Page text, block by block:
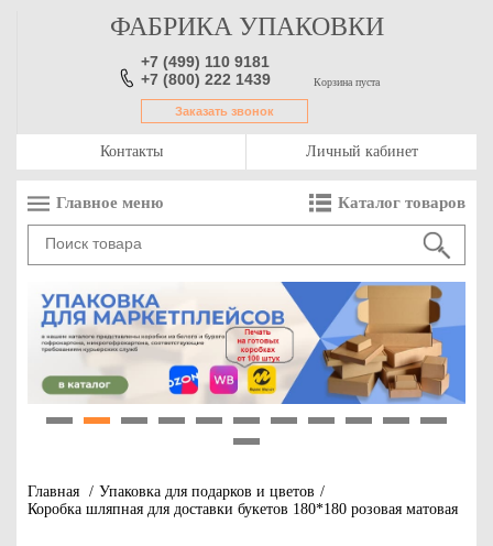
ФАБРИКА УПАКОВКИ
+7 (499) 110 9181
+7 (800) 222 1439
Заказать звонок
Корзина пуста
Контакты Личный кабинет
Главное меню Каталог товаров
Главная / Упаковка для подарков и цветов /
Коробка шляпная для доставки букетов 180*180 розовая матовая